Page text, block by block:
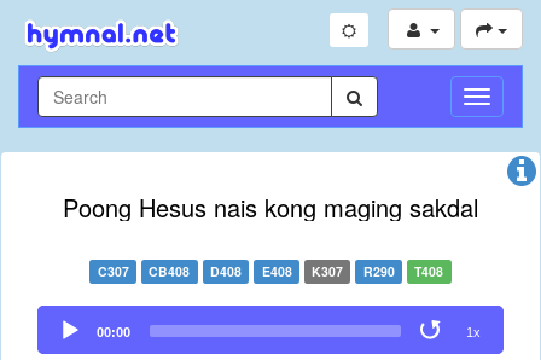
Toggle
Poong Hesus nais kong maging sakdal
C307 CB408 D408 E408 K307 R290 T408
Audio
Player
00:00 1x